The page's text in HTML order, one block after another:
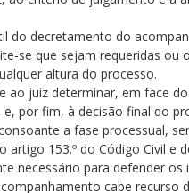
do decretamento do
se que sejam requeridas
altura do processo.
ao juiz determinar, em face
por fim, à decisão final do
a fase processual,
artigo 153.º do Código Civil
necessário para defender
cabe